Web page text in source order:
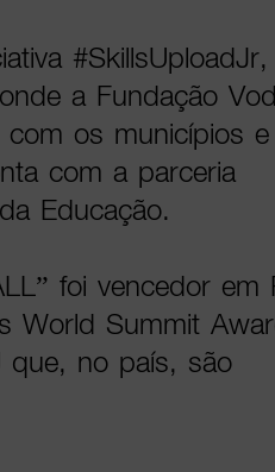
#SkillsUploadJr,
a Fundação
os municípios e
com a parceria
Educação.
foi vencedor em
World Summit
que, no país, são